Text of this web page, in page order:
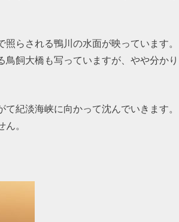
らされる鴨川の水面が映っています。
飼大橋も写っていますが、やや分かり
紀淡海峡に向かって沈んでいきます。
。